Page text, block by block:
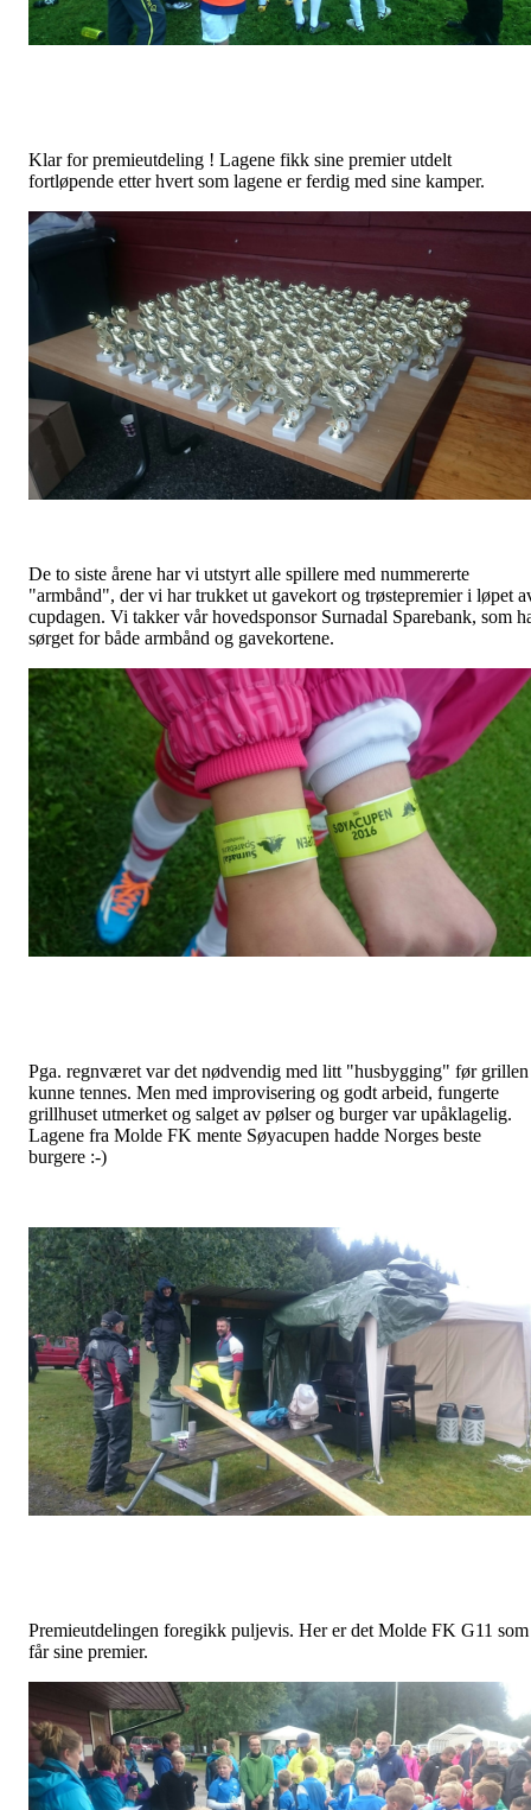
Klar for premieutdeling ! Lagene fikk sine premier utdelt
fortløpende etter hvert som lagene er ferdig med sine kamper.
De to siste årene har vi utstyrt alle spillere med nummererte
"armbånd", der vi har trukket ut gavekort og trøstepremier i løpet
cupdagen. Vi takker vår hovedsponsor Surnadal Sparebank, som
sørget for både armbånd og gavekortene.
Pga. regnværet var det nødvendig med litt "husbygging" før grillen
kunne tennes. Men med improvisering og godt arbeid, fungerte
grillhuset utmerket og salget av pølser og burger var upåklagelig.
Lagene fra Molde FK mente Søyacupen hadde Norges beste
burgere :-)
Premieutdelingen foregikk puljevis. Her er det Molde FK G11 som
får sine premier.